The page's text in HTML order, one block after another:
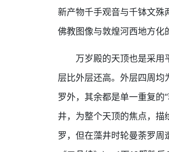
新产物千手观音与千钵文殊
佛教图像与敦煌河西地方化
万岁殿的天顶也是采用
层比外层还高。外层四周
罗外，其余都是单一重复的
井，为整个天顶的焦点，
罗，但在藻井时轮曼荼罗